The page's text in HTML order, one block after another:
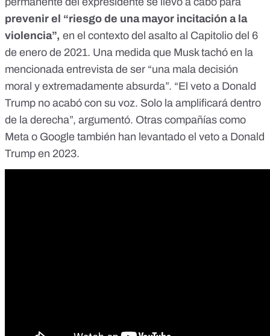
prevenir el “riesgo de una mayor incitación a la
violencia”, en el contexto del asalto al Capitolio del 6
de enero de 2021. Una medida que Musk tachó en la
mencionada entrevista de ser “una mala decisión
moral y extremadamente absurda”. “El veto a Donald
Trump no acabó con su voz. Solo la amplificará dentro
de la derecha”, argumentó. Otras compañías como
Meta o Google también han levantado el veto a Donald
Trump en 2023.